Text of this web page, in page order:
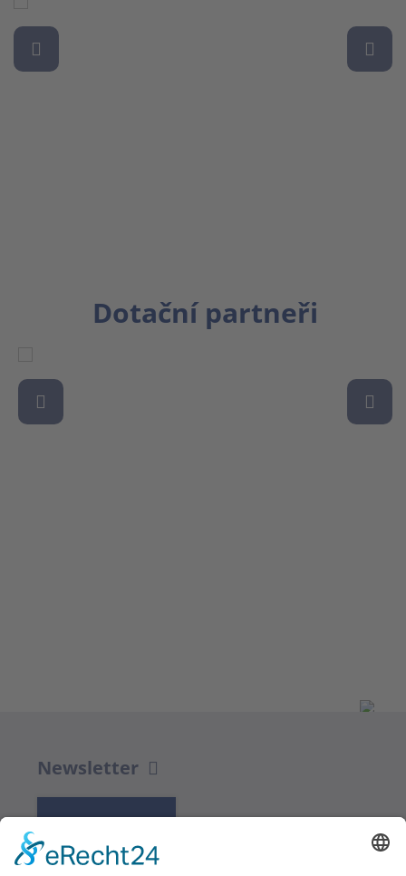
Dotační partneři
Newsletter
K REGISTRACI